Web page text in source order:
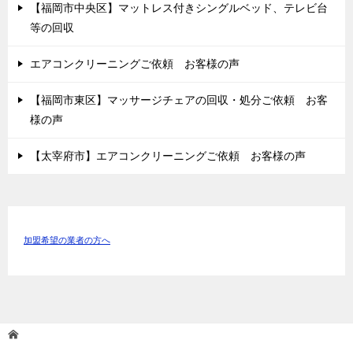
【福岡市中央区】マットレス付きシングルベッド、テレビ台
等の回収
エアコンクリーニングご依頼 お客様の声
【福岡市東区】マッサージチェアの回収・処分ご依頼 お客
様の声
【太宰府市】エアコンクリーニングご依頼 お客様の声
加盟希望の業者の方へ